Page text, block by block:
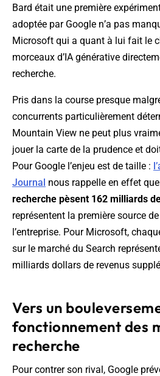
Bard était une première
adoptée par Google n’a pas
Microsoft qui a quant à lui fait le
morceaux d’IA générative
recherche.
Pris dans la course presque
concurrents particulièrement
Mountain View ne peut plus
jouer la carte de la prudence et
Pour Google l’enjeu est de taille :
Journal nous rappelle en effet que
recherche pèsent 162 milliards
représentent la première source
l’entreprise. Pour Microsoft,
sur le marché du Search
milliards dollars de revenus
Vers un
fonctionnement des
recherche
Pour contrer son rival, Google